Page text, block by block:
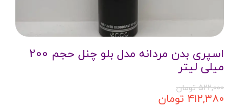
اسپری بدن مردانه مدل بلو چنل حجم 200
میلی لیتر
۵۲۲,۰۰۰ تومان
۴۱۲,۳۸۰ تومان